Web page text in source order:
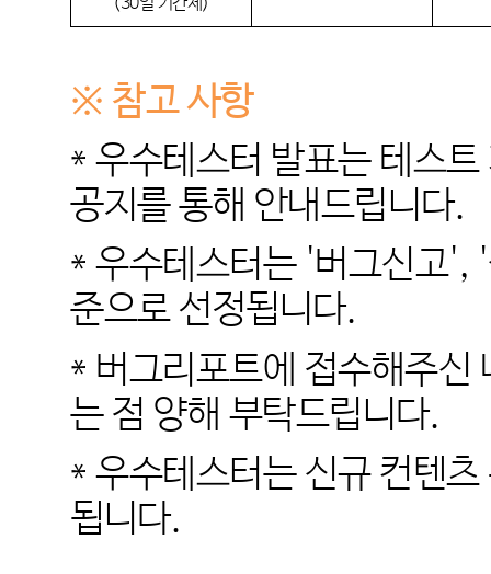
※ 참고 사항
* 우수테스터 발표는 테스
공지를 통해 안내드립니다.
* 우수테스터는 '버그신고',
준으로 선정됩니다.
* 버그리포트에 접수해주신
는 점 양해 부탁드립니다.
* 우수테스터는 신규 컨텐
됩니다.